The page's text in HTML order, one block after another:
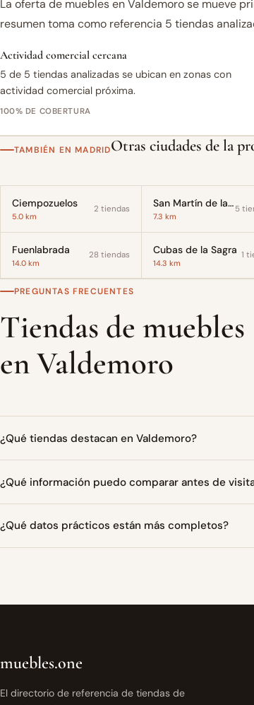
La oferta de muebles en Valdemoro se mueve
resumen toma como referencia 5 tiendas
Actividad comercial cercana
5 de 5 tiendas analizadas se ubican en zonas con
actividad comercial próxima.
100% DE COBERTURA
TAMBIÉN EN MADRIDOtras ciudades de la
Ciempozuelos
5.0 km
2 tiendas San Martín de la Vega
7.3 km
5
Fuenlabrada
14.0 km
28 tiendas Cubas de la Sagra
14.3 km
1
PREGUNTAS FRECUENTES
Tiendas de muebles
en Valdemoro
¿Qué tiendas destacan en Valdemoro?
¿Qué información puedo comparar antes de
¿Qué datos prácticos están más completos?
muebles.one
El directorio de referencia de tiendas de